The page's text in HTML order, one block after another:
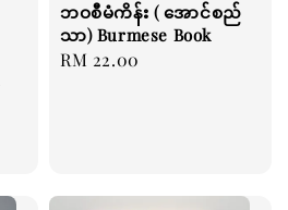
ဘဝစီမံကိန်း ( အောင်စည်
သာ) Burmese Book
Regular
RM 22.00